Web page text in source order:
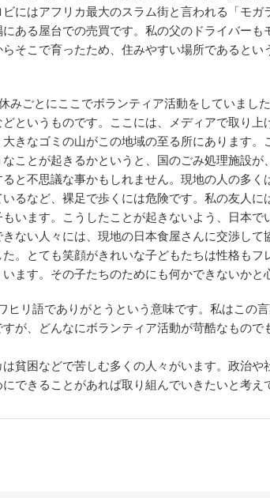
にはアフリカ最大のスラム街と言われる「モガ
ある屋台での売買です。私の父のドライバーも
そこで育ったため、住みやすい場所であるとい
ごとにここでボランティア活動をしていまし
というものです。ここには、メディアで取り上
きなゴミの山がこの地域の至る所にあります。
ことが起きるかというと、国のごみ処理施設が
と不思議な事かもしれません。現地の人の多く
るなど、裸足で歩くには危険です。私の友人に
います。こうしたことが起きないよう、日本で
ない人々には、現地の日本食屋さんに交渉して
。とても笑顔がきれいな子どもたちは性格もフ
ます。その子たちのためにも何かできないかと
リ語でありがとうという意味です。私はこの
が、どんなにボランティア活動が苛酷なもので
貧困などで苦しむ多くの人々がいます。政治や
できることがあれば取り組んでいきたいと考え